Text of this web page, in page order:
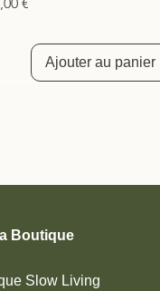
Ajouter au panier
Boutique
Slow Living